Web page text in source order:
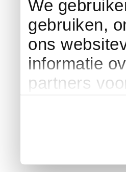
We
gebruiken,
ons
informatie
partners